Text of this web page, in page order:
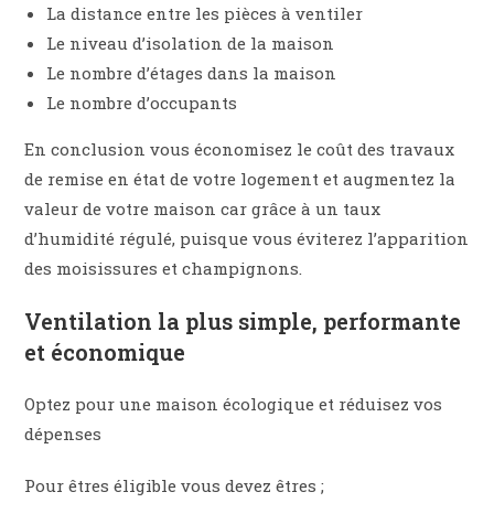
La distance entre les pièces à ventiler
Le niveau d’isolation de la maison
Le nombre d’étages dans la maison
Le nombre d’occupants
En conclusion vous économisez le coût des travaux
de remise en état de votre logement et augmentez la
valeur de votre maison car grâce à un taux
d’humidité régulé, puisque vous éviterez l’apparition
des moisissures et champignons.
Ventilation la plus simple, performante
et économique
Optez pour une maison écologique et réduisez vos
dépenses
Pour êtres éligible vous devez êtres ;